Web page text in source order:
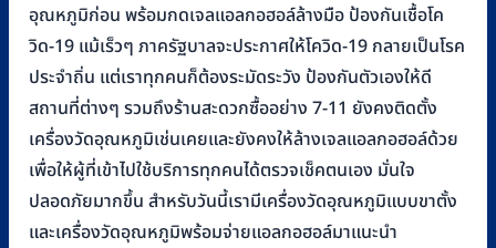
อุณหภูมิก่อน พร้อมกดเจลแอลกอฮอล์ล้างมือ ป้องกันเชื้อโค
วิด-19 แม้เร็วๆ ภาครัฐบาลจะประกาศให้โควิด-19 กลายเป็นโรค
ประจำถิ่น แต่เราทุกคนก็ต้องระมัดระวัง ป้องกันตัวเองให้ดี
สถานที่ต่างๆ รวมถึงร้านสะดวกซื้ออย่าง 7-11 ยังคงติดตั้ง
เครื่องวัดอุณหภูมิเช่นเคยและยังคงให้ล้างเจลแอลกอฮอล์ด้วย
เพื่อให้ผู้ที่เข้าไปใช้บริการทุกคนได้ตรวจเช็คตนเอง มั่นใจ
ปลอดภัยมากขึ้น สำหรับวันนี้เรามีเครื่องวัดอุณหภูมิแบบขาตั้ง
และเครื่องวัดอุณหภูมิพร้อมจ่ายแอลกอฮอล์มาแนะนำ